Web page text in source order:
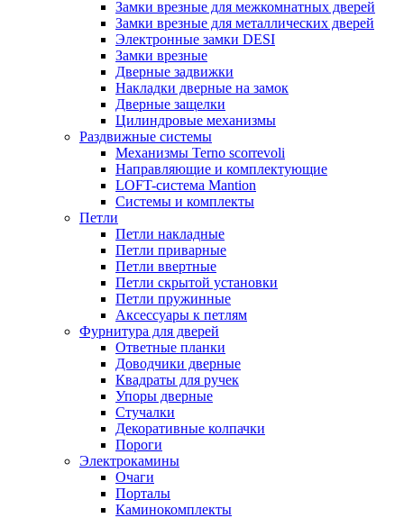
Замки врезные для межкомнатных дверей
Замки врезные для металлических дверей
Электронные замки DESI
Замки врезные
Дверные задвижки
Накладки дверные на замок
Дверные защелки
Цилиндровые механизмы
Раздвижные системы
Механизмы Terno scorrevoli
Направляющие и комплектующие
LOFT-cистема Mantion
Системы и комплекты
Петли
Петли накладные
Петли приварные
Петли ввертные
Петли скрытой установки
Петли пружинные
Аксессуары к петлям
Фурнитура для дверей
Ответные планки
Доводчики дверные
Квадраты для ручек
Упоры дверные
Стучалки
Декоративные колпачки
Пороги
Электрокамины
Очаги
Порталы
Каминокомплекты